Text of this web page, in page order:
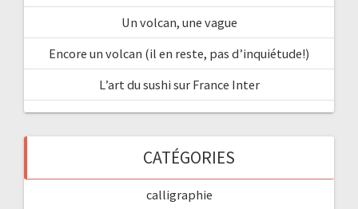
Un volcan, une vague
Encore un volcan (il en reste, pas d’inquiétude!)
L’art du sushi sur France Inter
CATÉGORIES
calligraphie